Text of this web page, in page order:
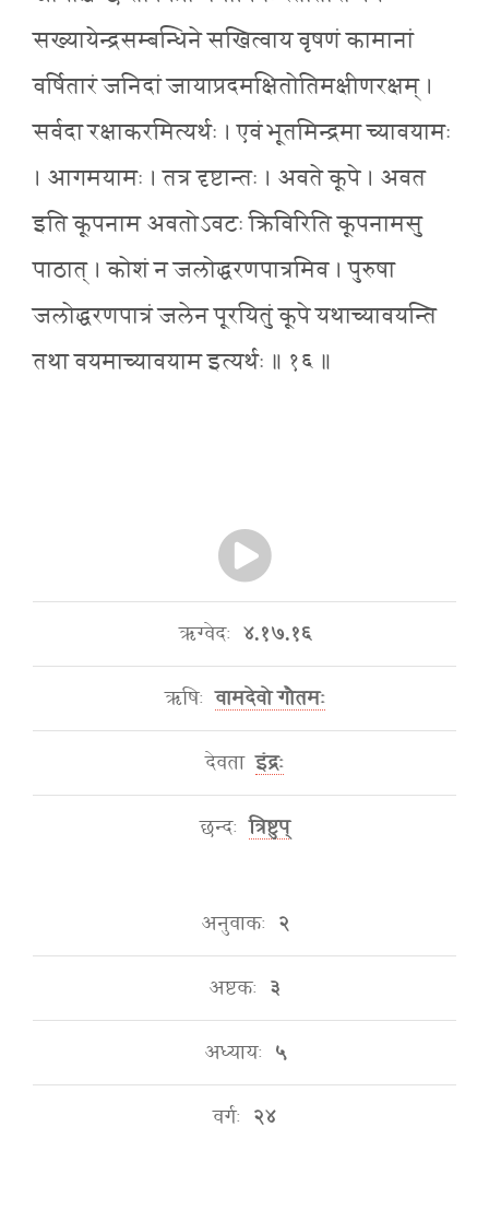
सख्यायेन्द्रसम्बन्धिने सखित्वाय वृषणं कामानां
वर्षितारं जनिदां जायाप्रदमक्षितोतिमक्षीणरक्षम् ।
सर्वदा रक्षाकरमित्यर्थः । एवं भूतमिन्द्रमा च्यावयामः
। आगमयामः । तत्र दृष्टान्तः । अवते कूपे । अवत
इति कूपनाम अवतोऽवटः क्रिविरिति कूपनामसु
पाठात् । कोशं न जलोद्धरणपात्रमिव । पुरुषा
जलोद्धरणपात्रं जलेन पूरयितुं कूपे यथाच्यावयन्ति
तथा वयमाच्यावयाम इत्यर्थः ॥ १६ ॥
ऋग्वेदः ४.१७.१६
ऋषिः वामदेवो गौतमः
देवता इंद्रः
छन्दः त्रिष्टुप्
अनुवाकः २
अष्टकः ३
अध्यायः ५
वर्गः २४